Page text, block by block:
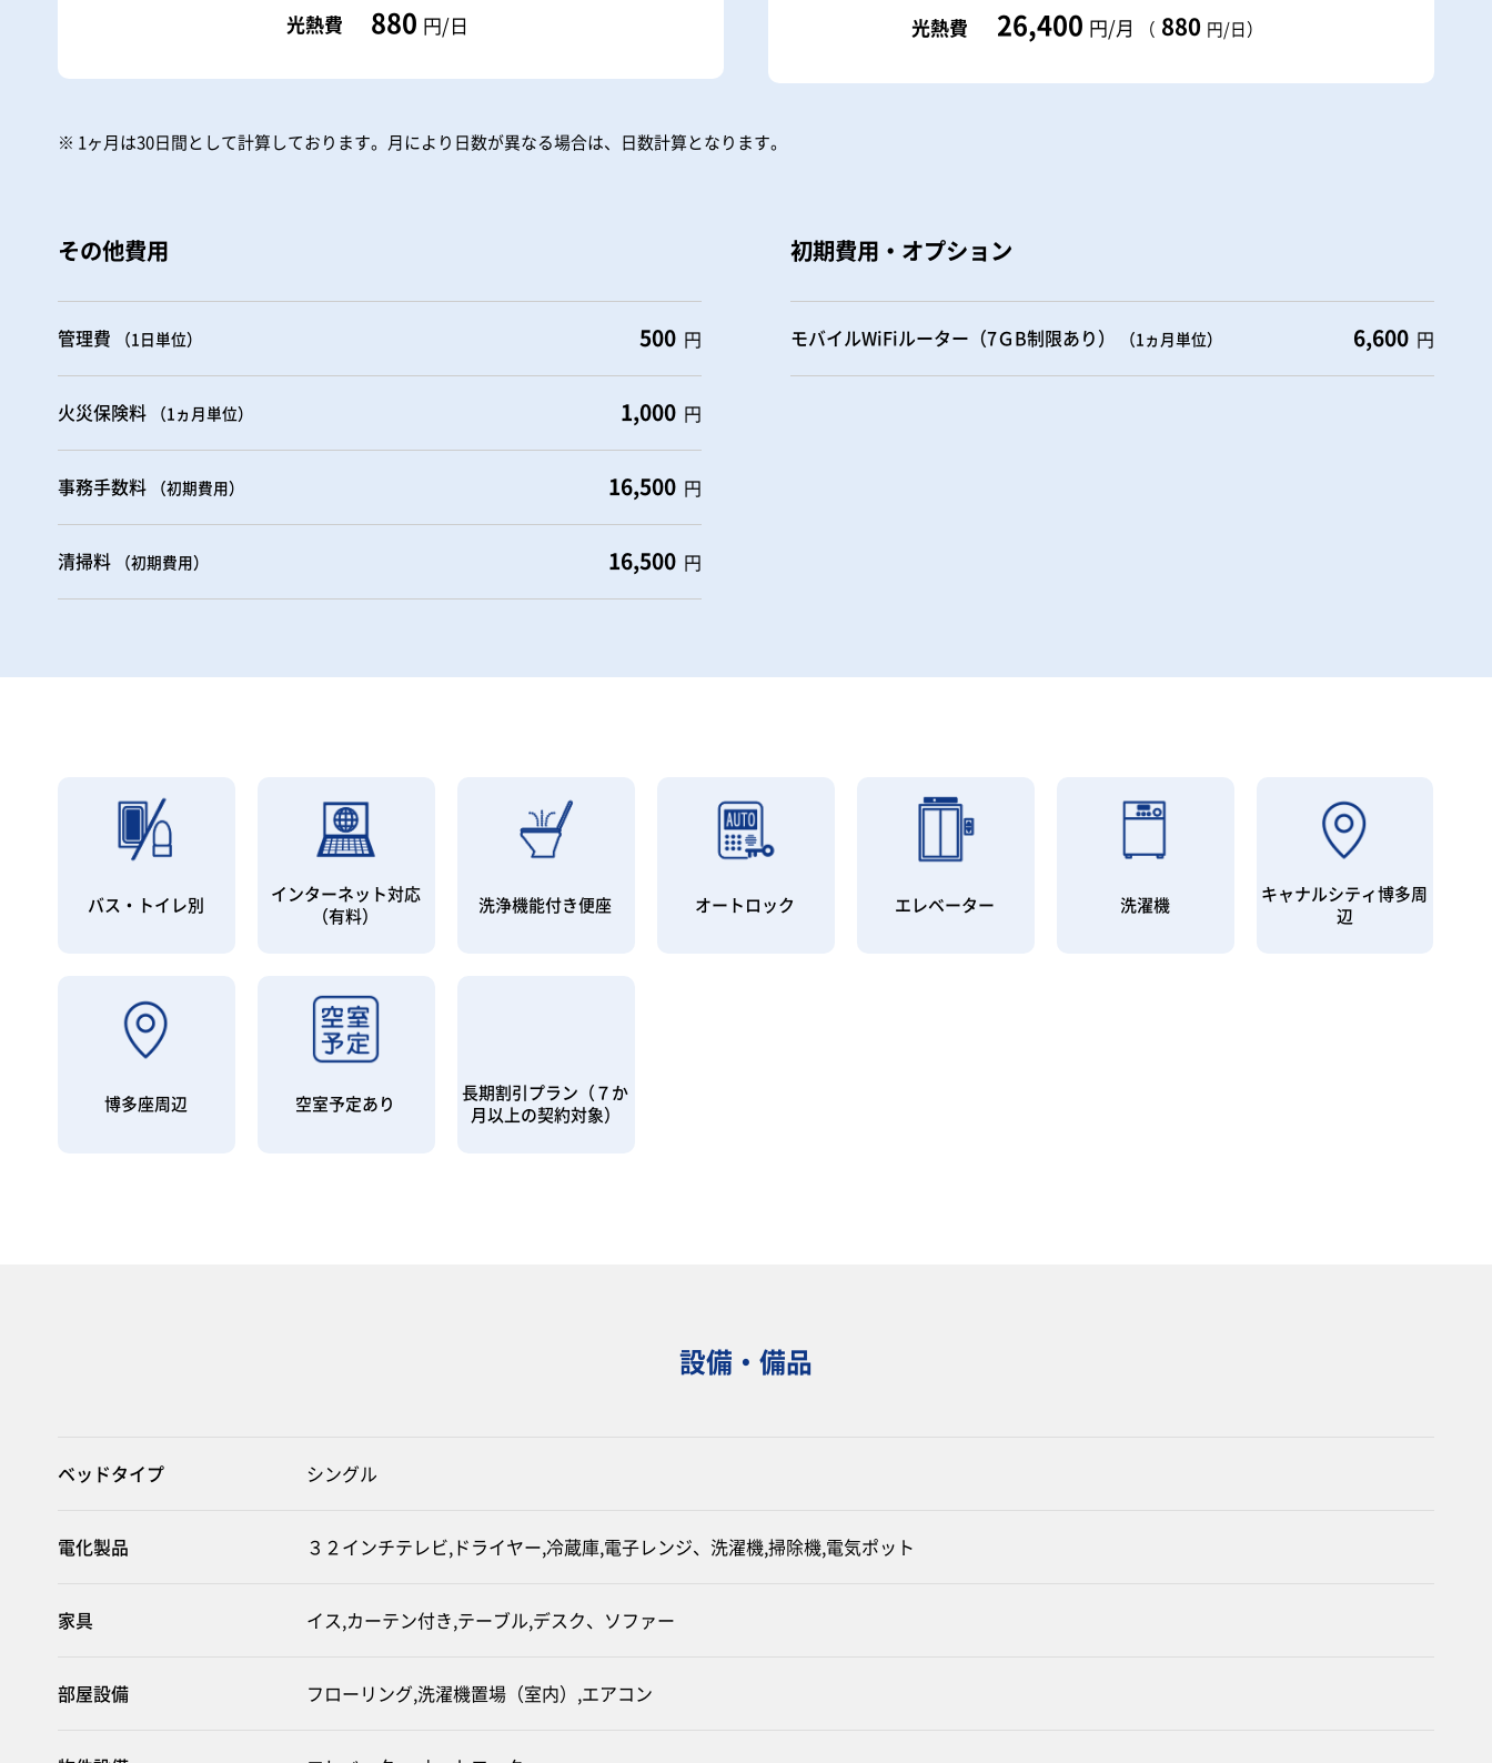
光熱費 880 円/日 光熱費 26,400 円/月 （ 880 円/日）
※ 1ヶ月は30日間として計算しております。 月により日数が異なる場合は、日数計算となります。
その他費用
管理費 （1日単位） 500 円
火災保険料 （1ヵ月単位） 1,000 円
事務手数料 （初期費用） 16,500 円
清掃料 （初期費用） 16,500 円
初期費用・オプション
モバイルWiFiルーター（7ＧB制限あり） （1ヵ月単位） 6,600 円
バス・トイレ別
インターネット対応
（有料）
洗浄機能付き便座 オートロック エレベーター 洗濯機
キャナルシティ博多周
辺
博多座周辺 空室予定あり
長期割引プラン（７か
月以上の契約対象）
設備・備品
ベッドタイプ シングル
電化製品 ３２インチテレビ,ドライヤー,冷蔵庫,電子レンジ、洗濯機,掃除機,電気ポット
家具 イス,カーテン付き,テーブル,デスク、ソファー
部屋設備 フローリング,洗濯機置場（室内）,エアコン